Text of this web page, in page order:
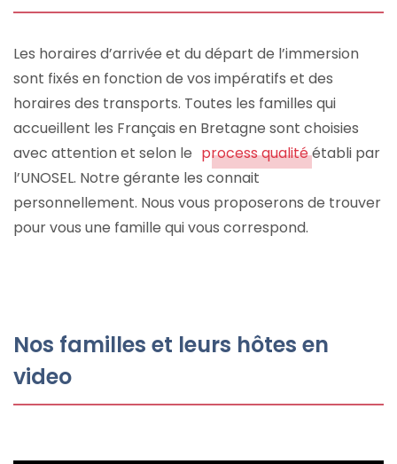
Les horaires d’arrivée et du départ de l’immersion
sont fixés en fonction de vos impératifs et des
horaires des transports. Toutes les familles qui
accueillent les Français en Bretagne sont choisies
avec attention et selon le process qualitéétabli par
l’UNOSEL. Notre gérante les connait
personnellement. Nous vous proposerons de trouver
pour vous une famille qui vous correspond.
Nos familles et leurs hôtes en
video